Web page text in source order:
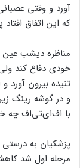
چنین به نظر
آرام پزشکیان با
که این اتفاق
مناظره دیشب عین
خودی دفاع کند ولی
تنیده بیرون آورد
با اف‌ای‌تی‌اف چه